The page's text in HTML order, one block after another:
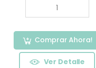
Comprar Ahora!
Ver Detalle